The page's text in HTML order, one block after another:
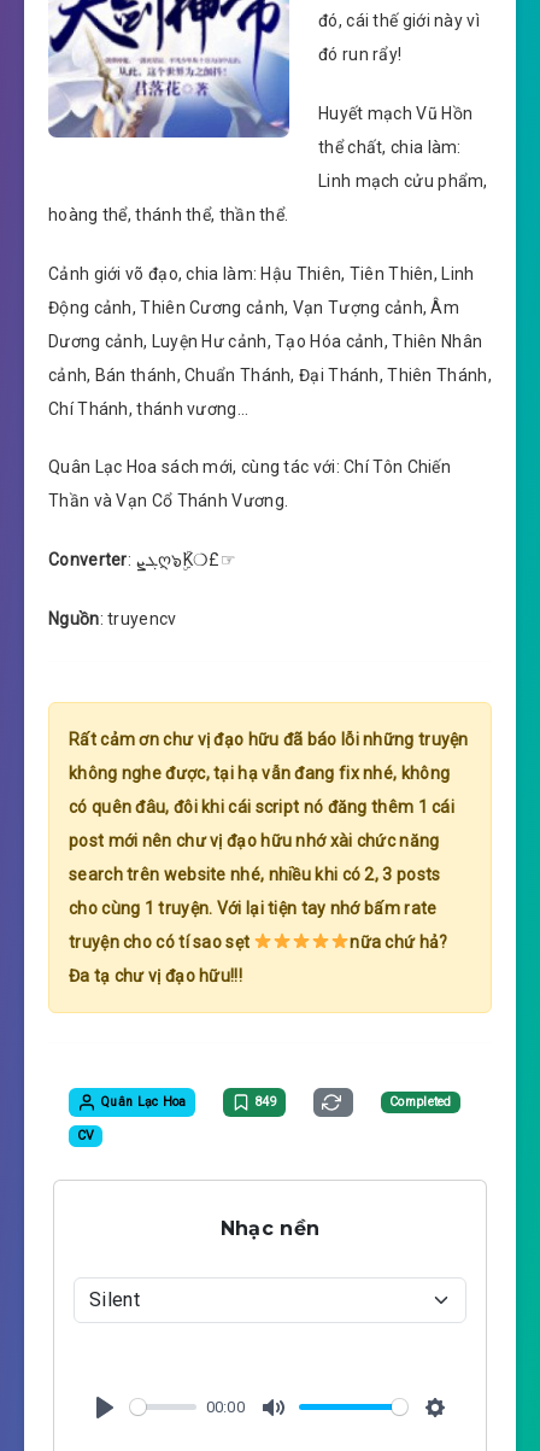
đó, cái thế giới này vì
đó run rẩy!
Huyết mạch Vũ Hồn
thể chất, chia làm:
Linh mạch cửu phẩm,
hoàng thể, thánh thể, thần thể.
Cảnh giới võ đạo, chia làm: Hậu Thiên, Tiên Thiên, Linh
Động cảnh, Thiên Cương cảnh, Vạn Tượng cảnh, Âm
Dương cảnh, Luyện Hư cảnh, Tạo Hóa cảnh, Thiên Nhân
cảnh, Bán thánh, Chuẩn Thánh, Đại Thánh, Thiên Thánh,
Chí Thánh, thánh vương…
Quân Lạc Hoa sách mới, cùng tác với: Chí Tôn Chiến
Thần và Vạn Cổ Thánh Vương.
Converter : ܓܨღ๖ۣۜK❍£☞
Nguồn: truyencv
Rất cảm ơn chư vị đạo hữu đã báo lỗi những truyện
không nghe được, tại hạ vẫn đang fix nhé, không
có quên đâu, đôi khi cái script nó đăng thêm 1 cái
post mới nên chư vị đạo hữu nhớ xài chức năng
search trên website nhé, nhiều khi có 2, 3 posts
cho cùng 1 truyện. Với lại tiện tay nhớ bấm rate
truyện cho có tí sao sẹt
nữa chứ hả?
Đa tạ chư vị đạo hữu!!!
Quân Lạc Hoa 849 Completed
CV
Nhạc nền
00:00